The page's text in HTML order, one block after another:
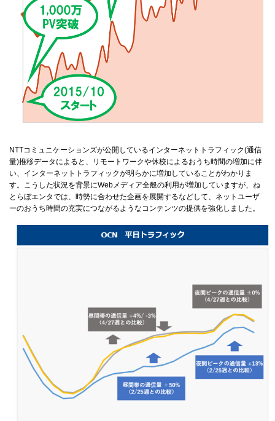
NTTコミュニケーションズが公開しているインターネットトラフィック(通信
量)推移データによると、リモートワークや休校によるおうち時間の増加に伴
い、インターネットトラフィックが明らかに増加していることがわかりま
す。こうした状況を背景にWebメディア全般の利用が増加していますが、ね
とらぼエンタでは、時勢に合わせた企画を展開するなどして、ネットユーザ
ーのおうち時間の充実につながるようなコンテンツの提供を強化しました。